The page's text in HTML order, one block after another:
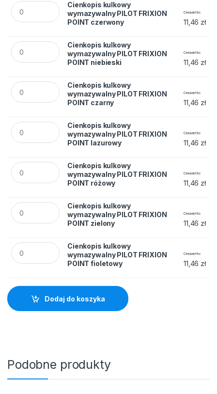
Cienkopis kulkowy wymazywalny PILOT FRIXION POINT
Cienkopis kulkowy
wymazywalny PILOT FRIXION
POINT czerwony
Cena netto
11,46 zł
Cienkopis kulkowy wymazywalny PILOT FRIXION POINT
Cienkopis kulkowy
wymazywalny PILOT FRIXION
POINT niebieski
Cena netto
11,46 zł
Cienkopis kulkowy wymazywalny PILOT FRIXION POINT
Cienkopis kulkowy
wymazywalny PILOT FRIXION
POINT czarny
Cena netto
11,46 zł
Cienkopis kulkowy wymazywalny PILOT FRIXION POINT
Cienkopis kulkowy
wymazywalny PILOT FRIXION
POINT lazurowy
Cena netto
11,46 zł
Cienkopis kulkowy wymazywalny PILOT FRIXION POINT
Cienkopis kulkowy
wymazywalny PILOT FRIXION
POINT różowy
Cena netto
11,46 zł
Cienkopis kulkowy wymazywalny PILOT FRIXION POINT
Cienkopis kulkowy
wymazywalny PILOT FRIXION
POINT zielony
Cena netto
11,46 zł
Cienkopis kulkowy wymazywalny PILOT FRIXION POINT
Cienkopis kulkowy
wymazywalny PILOT FRIXION
POINT fioletowy
Cena netto
11,46 zł
Dodaj do koszyka
Podobne produkty